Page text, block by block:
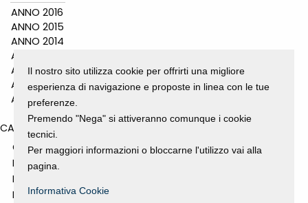
ANNO 2016
ANNO 2015
ANNO 2014
ANNO 2011
ANNO 2010
ANNO 2009
ANNO 2008
CATEGORIES
GALLERY
MOSTRE E EVENTI
NEWS
PROGETTI SOSTENUTI
Il nostro sito utilizza cookie per offrirti una migliore
esperienza di navigazione e proposte in linea con le tue
preferenze.
Premendo "Nega" si attiveranno comunque i cookie
tecnici.
Per maggiori informazioni o bloccarne l'utilizzo vai alla
pagina.
Informativa Cookie